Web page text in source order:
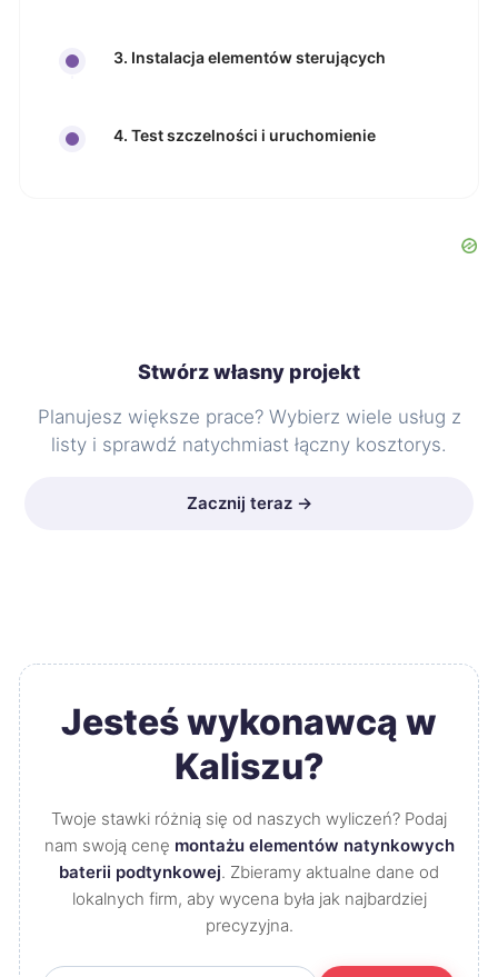
3. Instalacja elementów sterujących
4. Test szczelności i uruchomienie
Stwórz własny projekt
Planujesz większe prace? Wybierz wiele usług z
listy i sprawdź natychmiast łączny kosztorys.
Zacznij teraz →
Jesteś wykonawcą w
Kaliszu?
Twoje stawki różnią się od naszych wyliczeń? Podaj
nam swoją cenę montażu elementów natynkowych
baterii podtynkowej. Zbieramy aktualne dane od
lokalnych firm, aby wycena była jak najbardziej
precyzyjna.